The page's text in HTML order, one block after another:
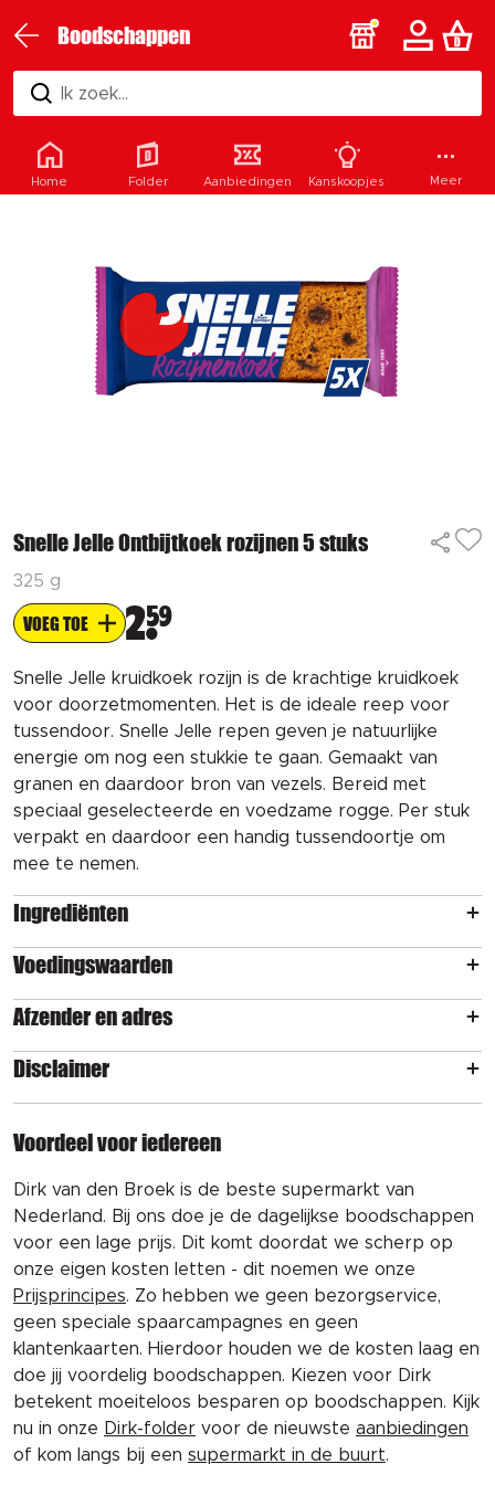
Boodschappen
Ik zoek...
Snelle Jelle Ontbijtkoek rozijnen 5 stuks
325 g
VOEG TOE 259
Snelle Jelle kruidkoek rozijn is de krachtige kruidkoek
voor doorzetmomenten. Het is de ideale reep voor
tussendoor. Snelle Jelle repen geven je natuurlijke
energie om nog een stukkie te gaan. Gemaakt van
granen en daardoor bron van vezels. Bereid met
speciaal geselecteerde en voedzame rogge. Per stuk
verpakt en daardoor een handig tussendoortje om
mee te nemen.
Ingrediënten
Voedingswaarden
Afzender en adres
Disclaimer
Voordeel voor iedereen
Dirk van den Broek is de beste supermarkt van
Nederland. Bij ons doe je de dagelijkse boodschappen
voor een lage prijs. Dit komt doordat we scherp op
onze eigen kosten letten - dit noemen we onze
Prijsprincipes. Zo hebben we geen bezorgservice,
geen speciale spaarcampagnes en geen
klantenkaarten. Hierdoor houden we de kosten laag en
doe jij voordelig boodschappen. Kiezen voor Dirk
betekent moeiteloos besparen op boodschappen. Kijk
nu in onze Dirk-folder voor de nieuwste aanbiedingen
of kom langs bij een supermarkt in de buurt.
Home Folder Aanbiedingen Kanskoopjes Meer